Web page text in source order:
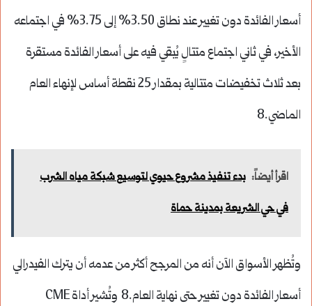
أسعار الفائدة دون تغيير عند نطاق 3.50% إلى 3.75% في اجتماعه
الأخير، في ثاني اجتماع متتالٍ يُبقي فيه على أسعار الفائدة مستقرة
بعد ثلاث تخفيضات متتالية بمقدار 25 نقطة أساس لإنهاء العام
الماضي.8
اقرأ أيضاً: بدء تنفيذ مشروع حيوي لتوسيع شبكة مياه الشرب
في حي الشريعة بمدينة حماة
وتُظهر الأسواق الآن أنه من المرجح أكثر من عدمه أن يترك الفيدرالي
أسعار الفائدة دون تغيير حتى نهاية العام.8 وتُشير أداة CME